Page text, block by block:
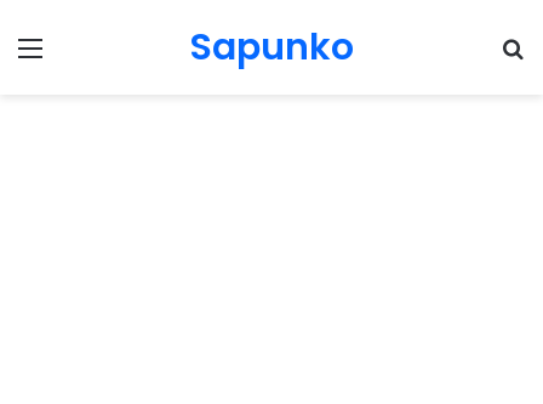
Menu Sapunko